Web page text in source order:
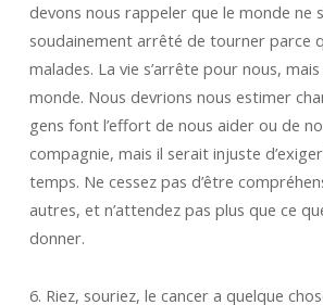
devons nous rappeler que le monde ne
soudainement arrêté de tourner parce
malades. La vie s’arrête pour nous,
monde. Nous devrions nous estimer
gens font l’effort de nous aider ou de
compagnie, mais il serait injuste
temps. Ne cessez pas d’être
autres, et n’attendez pas plus que ce
donner.
6. Riez, souriez, le cancer a quelque